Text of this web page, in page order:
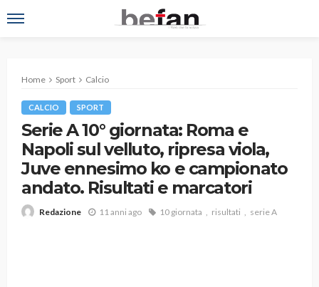
Home Sport Calcio
CALCIO SPORT
Serie A 10° giornata: Roma e
Napoli sul velluto, ripresa viola,
Juve ennesimo ko e campionato
andato. Risultati e marcatori
Redazione 11 anni ago 10 giornata risultati serie A